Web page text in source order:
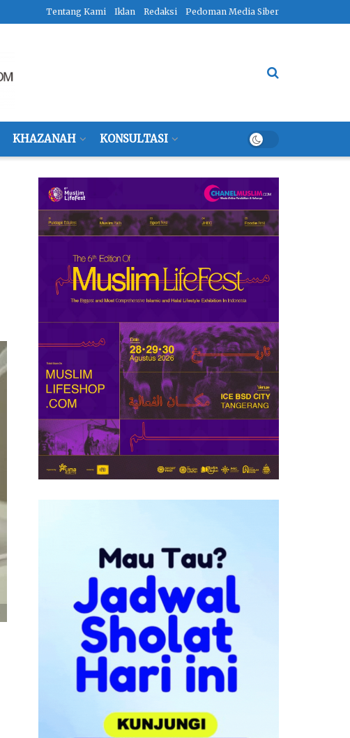
Tentang Kami Iklan Redaksi Pedoman Media Siber
KHAZANAH KONSULTASI